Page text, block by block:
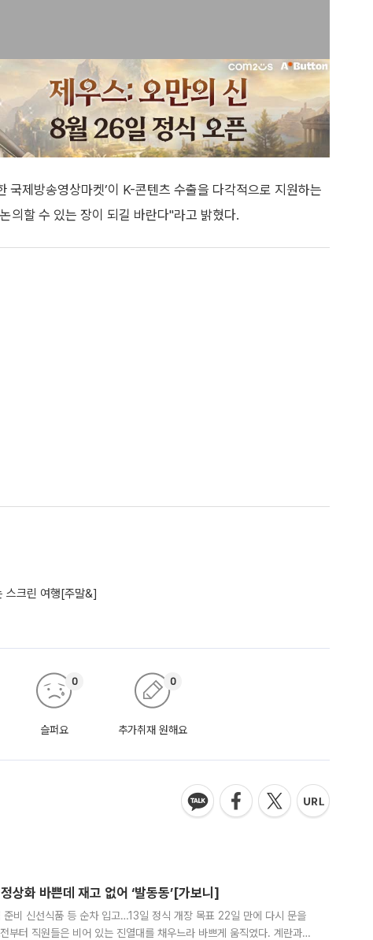
제방송영상마켓’이 K-콘텐츠 수출을 다각적으로 지원하는
의할 수 있는 장이 되길 바란다"라고 밝혔다.
스크린 여행[주말&]
슬퍼요
0
추가취재 원해요
0
화 바쁜데 재고 없어 ‘발동동’[가보니]
비 신선식품 등 순차 입고…13일 정식 개장 목표 22일 만에 다시 문을
부터 직원들은 비어 있는 진열대를 채우느라 바쁘게 움직였다. 계란과